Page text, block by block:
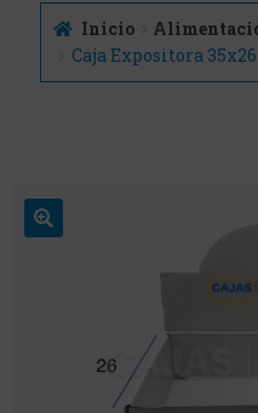
Inicio
Caja Expositora